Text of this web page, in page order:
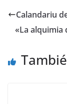
Calandariu
«La alquimia